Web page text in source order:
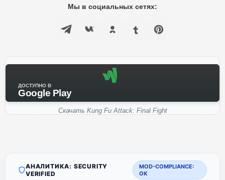
Мы в социальных сетях:
ДОСТУПНО В
Google Play
Скачать Kung Fu Attack: Final Fight
АНАЛИТИКА: SECURITY
VERIFIED
MOD-COMPLIANCE:
OK